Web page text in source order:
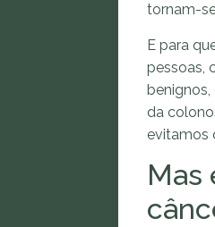
tornam-
E para
pessoas,
da
evitamos
Mas